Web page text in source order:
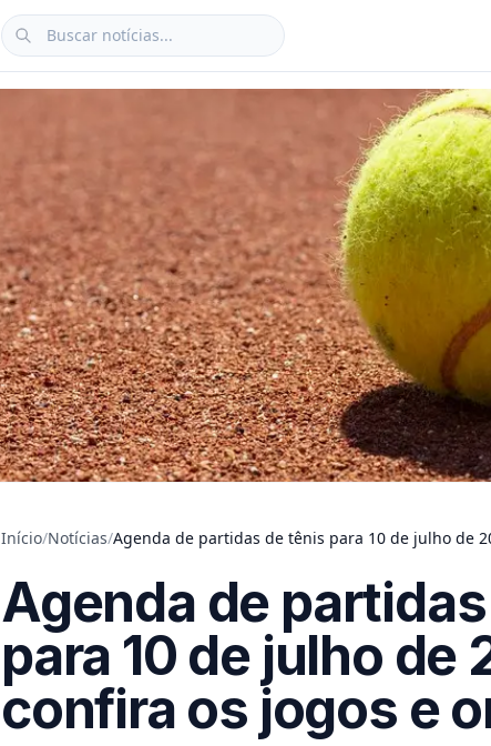
Início/Notícias/Agenda de partidas de tênis para 10 de julho de
Agenda de
para 10 de julho de
confira os jogos e